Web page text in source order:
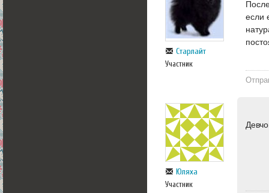
Старлайт
Участник
если
Юляха
Участник